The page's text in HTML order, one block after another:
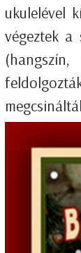
ukulelével
végeztek a